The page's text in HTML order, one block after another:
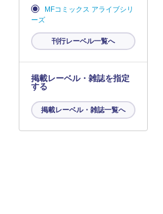
MFコミックス アライブシリ
ーズ
刊行レーベル一覧へ
掲載レーベル・雑誌を指定
する
掲載レーベル・雑誌一覧へ